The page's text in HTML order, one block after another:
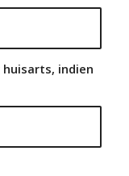
indien